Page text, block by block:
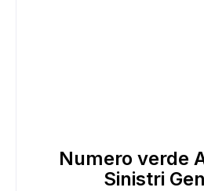
Numero verde
Sinistri